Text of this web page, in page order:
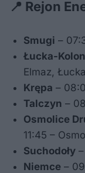
📍 Rejon
Smugi –
Łucka-
Elmaz,
Krępa –
Talczyn –
Osmolice
11:45 –
Suchodoły
Niemce –